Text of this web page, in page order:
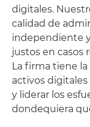
digitales.
calidad de
independiente
justos en casos
La firma tiene
activos
y liderar los
dondequiera